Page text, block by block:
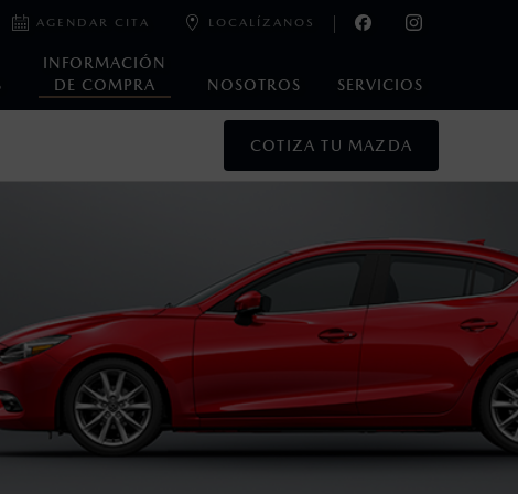
INFORMACIÓN
DE COMPRA
NOSOTROS SERVICIOS
AGENDAR CITA LOCALÍZANOS
COTIZA TU MAZDA
de los Estados Unidos Mexicanos, incluyen: I.V.A., e